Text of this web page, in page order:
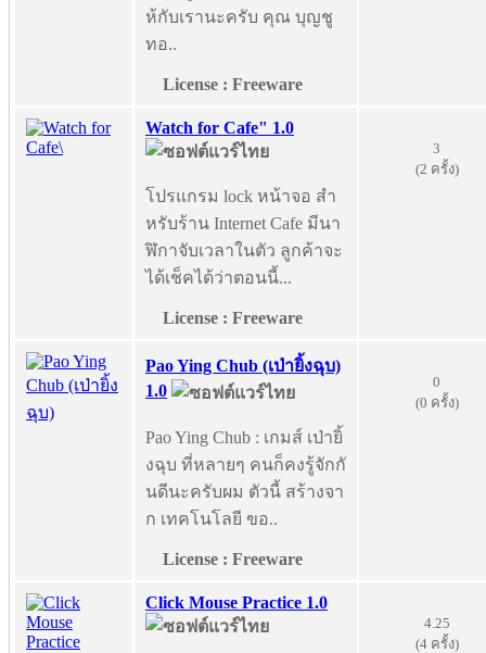
ห้กับเรานะครับ คุณ บุญชู
ทอ..
License : Freeware
Watch for Cafe" 1.0
โปรแกรม lock หน้าจอ สำ
หรับร้าน Internet Cafe มีนา
ฬิกาจับเวลาในตัว ลูกค้าจะ
ได้เช็คได้ว่าตอนนี้...
License : Freeware
3
(2 ครั้ง)
Pao Ying Chub (เป่ายิ้งฉุบ)
1.0
Pao Ying Chub : เกมส์ เป่ายิ้
งฉุบ ที่หลายๆ คนก็คงรู้จักกั
นดีนะครับผม ตัวนี้ สร้างจา
ก เทคโนโลยี ขอ..
License : Freeware
0
(0 ครั้ง)
Click Mouse Practice 1.0
4.25
(4 ครั้ง)